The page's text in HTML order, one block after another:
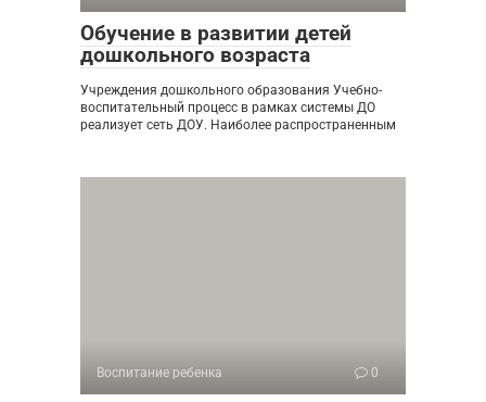
Обучение в развитии детей
дошкольного возраста
Учреждения дошкольного образования Учебно-
воспитательный процесс в рамках системы ДО
реализует сеть ДОУ. Наиболее распространенным
Воспитание ребенка 0